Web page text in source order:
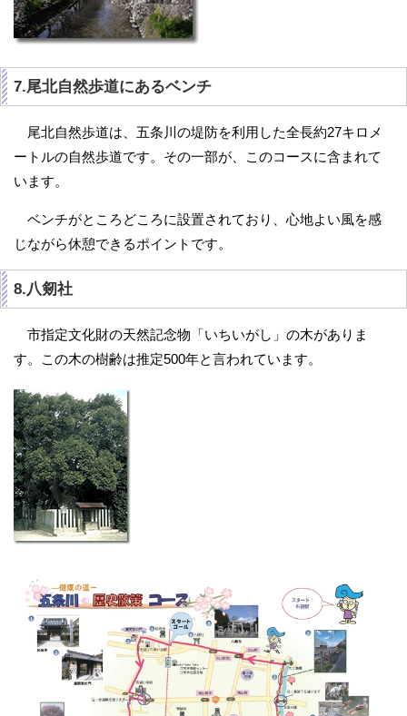
7.尾北自然歩道にあるベンチ
尾北自然歩道は、五条川の堤防を利用した全長約27キロメ
ートルの自然歩道です。その一部が、このコースに含まれて
います。
ベンチがところどころに設置されており、心地よい風を感
じながら休憩できるポイントです。
8.八剱社
市指定文化財の天然記念物「いちいがし」の木がありま
す。この木の樹齢は推定500年と言われています。